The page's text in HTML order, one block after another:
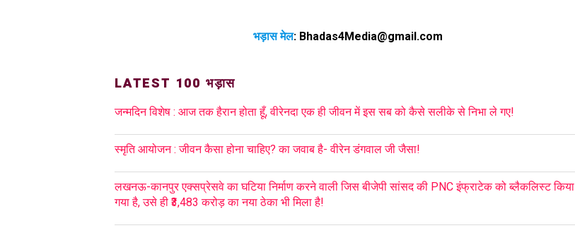
भड़ास मेल: Bhadas4Media@gmail.com
LATEST 100 भड़ास
जन्मदिन विशेष : आज तक हैरान होता हूँ, वीरेनदा एक ही जीवन में इस सब को कैसे सलीके से निभा ले गए!
स्मृति आयोजन : जीवन कैसा होना चाहिए? का जवाब है- वीरेन डंगवाल जी जैसा!
लखनऊ-कानपुर एक्सप्रेसवे का घटिया निर्माण करने वाली जिस बीजेपी सांसद की PNC इंफ्राटेक को ब्लैकलिस्ट किया
गया है, उसे ही ₹3,483 करोड़ का नया ठेका भी मिला है!